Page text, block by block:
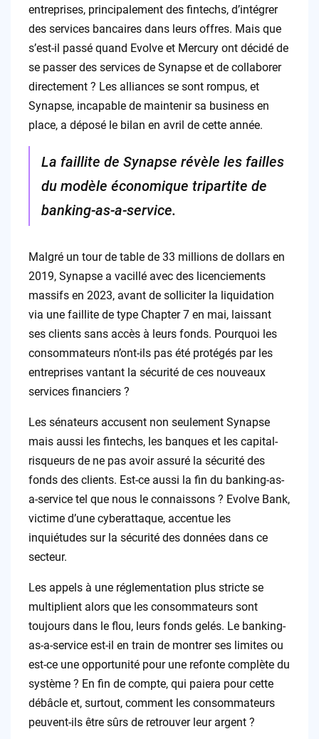
entreprises, principalement des fintechs, d’intégrer
des services bancaires dans leurs offres. Mais que
s’est-il passé quand Evolve et Mercury ont décidé de
se passer des services de Synapse et de collaborer
directement ? Les alliances se sont rompus, et
Synapse, incapable de maintenir sa business en
place, a déposé le bilan en avril de cette année.
La faillite de Synapse révèle les failles
du modèle économique tripartite de
banking-as-a-service.
Malgré un tour de table de 33 millions de dollars en
2019, Synapse a vacillé avec des licenciements
massifs en 2023, avant de solliciter la liquidation
via une faillite de type Chapter 7 en mai, laissant
ses clients sans accès à leurs fonds. Pourquoi les
consommateurs n’ont-ils pas été protégés par les
entreprises vantant la sécurité de ces nouveaux
services financiers ?
Les sénateurs accusent non seulement Synapse
mais aussi les fintechs, les banques et les capital-
risqueurs de ne pas avoir assuré la sécurité des
fonds des clients. Est-ce aussi la fin du banking-as-
a-service tel que nous le connaissons ? Evolve Bank,
victime d’une cyberattaque, accentue les
inquiétudes sur la sécurité des données dans ce
secteur.
Les appels à une réglementation plus stricte se
multiplient alors que les consommateurs sont
toujours dans le flou, leurs fonds gelés. Le banking-
as-a-service est-il en train de montrer ses limites ou
est-ce une opportunité pour une refonte complète du
système ? En fin de compte, qui paiera pour cette
débâcle et, surtout, comment les consommateurs
peuvent-ils être sûrs de retrouver leur argent ?